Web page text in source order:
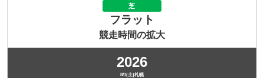
芝
フラット
競走時間の拡大
2026
8/1(土)札幌